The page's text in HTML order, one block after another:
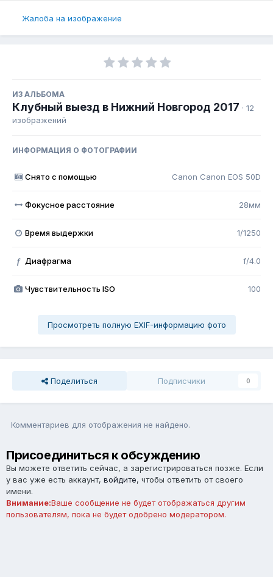
Жалоба на изображение
ИЗ АЛЬБОМА
Клубный выезд в Нижний Новгород 2017 · 12
изображений
ИНФОРМАЦИЯ О ФОТОГРАФИИ
Снято с помощью Canon Canon EOS 50D
Фокусное расстояние 28мм
Время выдержки 1/1250
f Диафрагма f/4.0
Чувствительность ISO 100
Просмотреть полную EXIF-информацию фото
Поделиться Подписчики 0
Комментариев для отображения не найдено.
Присоединиться к обсуждению
Вы можете ответить сейчас, а зарегистрироваться позже. Если
у вас уже есть аккаунт, войдите, чтобы ответить от своего
имени.
Внимание:Ваше сообщение не будет отображаться другим
пользователям, пока не будет одобрено модератором.